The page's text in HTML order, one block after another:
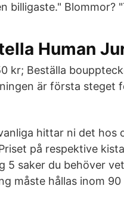
billigaste." Blommor?
Human
kr; Beställa
är första steget
hittar ni det hos
på respektive
5 saker du behöver
måste hållas inom 90